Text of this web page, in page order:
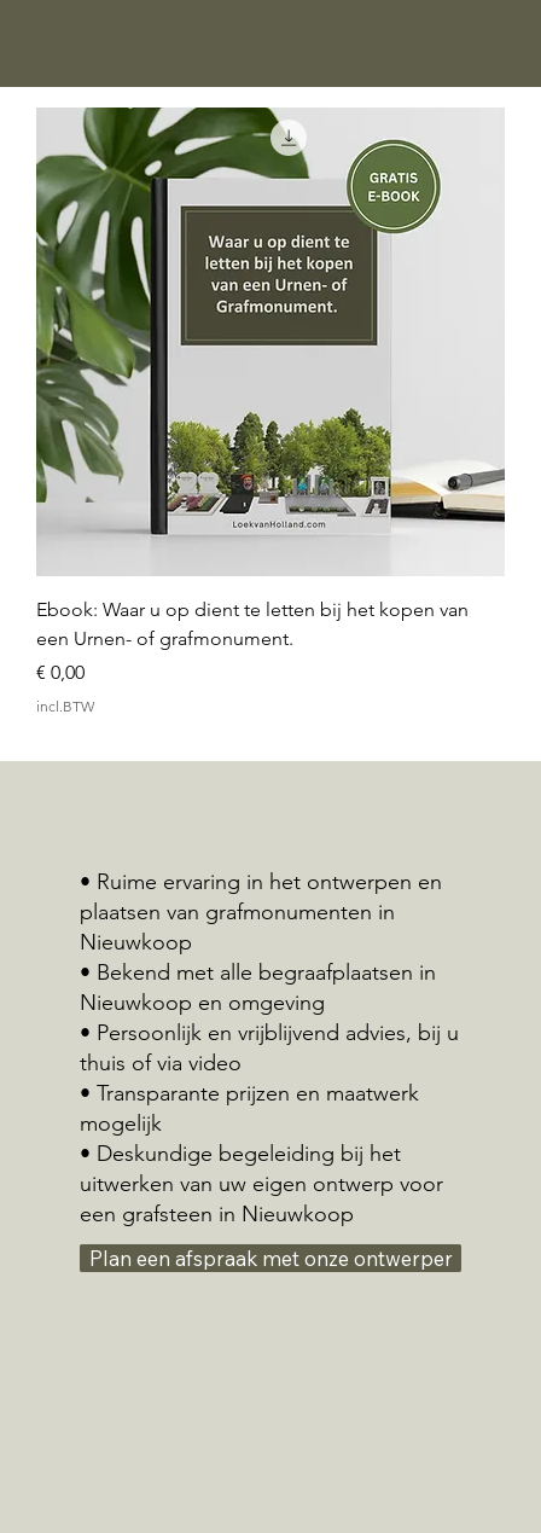
Ebook: Waar u op dient te letten bij het kopen van
een Urnen- of grafmonument.
Prijs
€ 0,00
incl.BTW
• Ruime ervaring in het ontwerpen en
plaatsen van grafmonumenten in
Nieuwkoop
• Bekend met alle begraafplaatsen in
Nieuwkoop en omgeving
• Persoonlijk en vrijblijvend advies, bij u
thuis of via video
• Transparante prijzen en maatwerk
mogelijk
• Deskundige begeleiding bij het
uitwerken van uw eigen ontwerp voor
een grafsteen in Nieuwkoop
Plan een afspraak met onze ontwerper